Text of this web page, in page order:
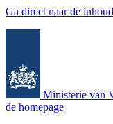
Ga direct naar de inhoud
Ministerie van
de homepage